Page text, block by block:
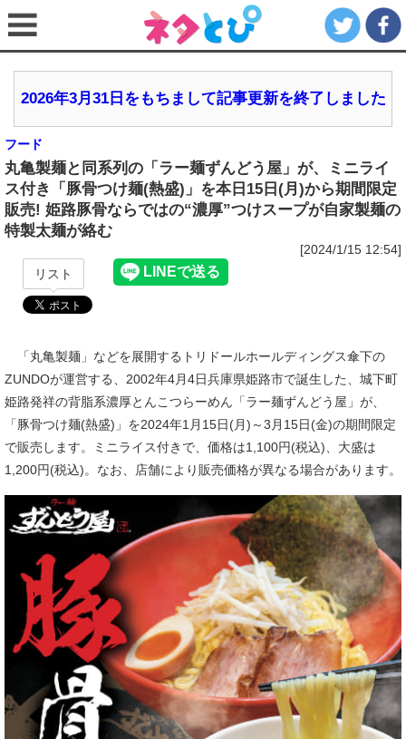
2026年3月31日をもちまして記事更新を終了しました
フード
丸亀製麺と同系列の「ラー麺ずんどう屋」が、ミニライ
ス付き「豚骨つけ麺(熱盛)」を本日15日(月)から期間限定
販売! 姫路豚骨ならではの“濃厚”つけスープが自家製麺の
特製太麺が絡む
[2024/1/15 12:54]
リスト
「丸亀製麺」などを展開するトリドールホールディングス傘下の
ZUNDOが運営する、2002年4月4日兵庫県姫路市で誕生した、城下町
姫路発祥の背脂系濃厚とんこつらーめん「ラー麺ずんどう屋」が、
「豚骨つけ麺(熱盛)」を2024年1月15日(月)～3月15日(金)の期間限定
で販売します。ミニライス付きで、価格は1,100円(税込)、大盛は
1,200円(税込)。なお、店舗により販売価格が異なる場合があります。